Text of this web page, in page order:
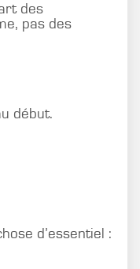
des
pas des
début.
d’essentiel :